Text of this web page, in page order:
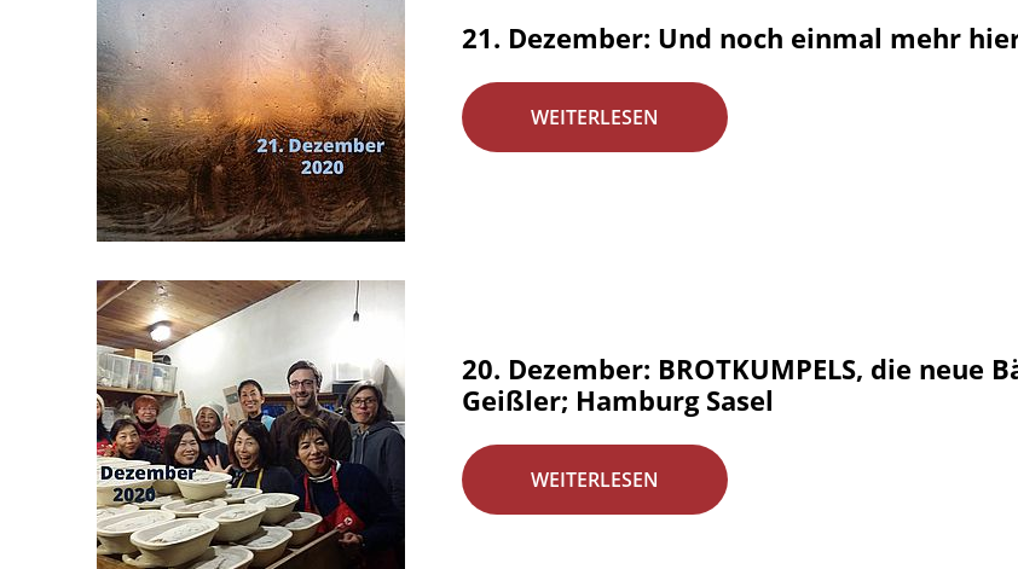
21. Dezember: Und noch einmal mehr
WEITERLESEN
20. Dezember: BROTKUMPELS, die
Geißler; Hamburg Sasel
WEITERLESEN